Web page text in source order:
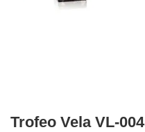
Trofeo Vela VL-004